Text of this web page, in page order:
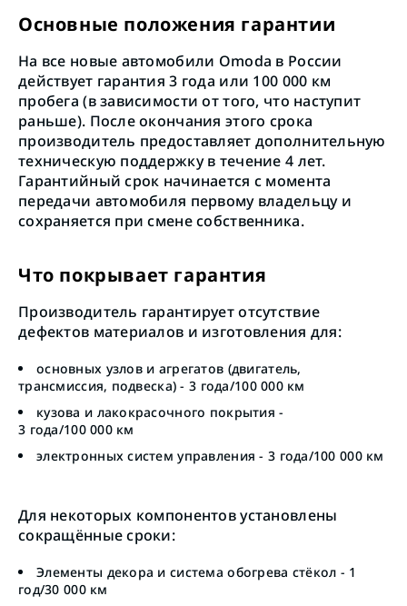
Основные положения гарантии
На все новые автомобили Omoda в России
действует гарантия 3 года или 100 000 км
пробега (в зависимости от того, что наступит
раньше). После окончания этого срока
производитель предоставляет дополнительную
техническую поддержку в течение 4 лет.
Гарантийный срок начинается с момента
передачи автомобиля первому владельцу и
сохраняется при смене собственника.
Что покрывает гарантия
Производитель гарантирует отсутствие
дефектов материалов и изготовления для:
основных узлов и агрегатов (двигатель,
трансмиссия, подвеска) - 3 года/100 000 км
кузова и лакокрасочного покрытия -
3 года/100 000 км
электронных систем управления - 3 года/100 000 км
Для некоторых компонентов установлены
сокращённые сроки:
Элементы декора и система обогрева стёкол - 1
год/30 000 км